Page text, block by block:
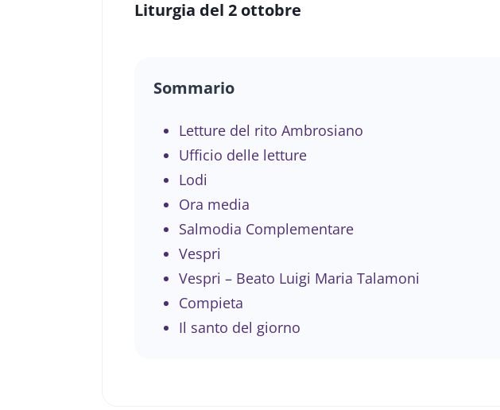
Liturgia del 2 ottobre
Sommario
Letture del rito Ambrosiano
Ufficio delle letture
Lodi
Ora media
Salmodia Complementare
Vespri
Vespri – Beato Luigi Maria Talamoni
Compieta
Il santo del giorno